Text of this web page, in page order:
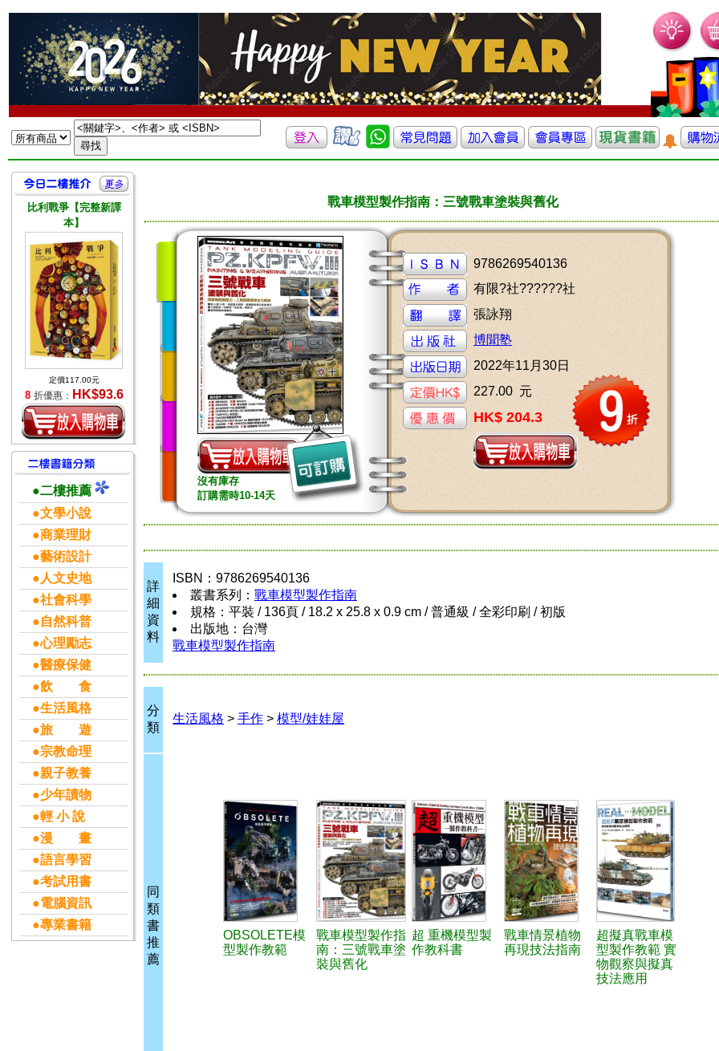
比利戰爭【完整新譯
本】
定價117.00元
8 折優惠： HK$93.6
●二樓推薦
●文學小說
●商業理財
●藝術設計
●人文史地
●社會科學
●自然科普
●心理勵志
●醫療保健
●飲 食
●生活風格
●旅 遊
●宗教命理
●親子教養
●少年讀物
●輕 小 說
●漫 畫
●語言學習
●考試用書
●電腦資訊
●專業書籍
戰車模型製作指南：三號戰車塗裝與舊化
沒有庫存
訂購需時10-14天
9786269540136
有限?社??????社
張詠翔
博聞塾
2022年11月30日
227.00 元
HK$ 204.3
詳
細
資
料
ISBN：9786269540136
叢書系列： 戰車模型製作指南
規格：平裝 / 136頁 / 18.2 x 25.8 x 0.9 cm / 普通級 / 全彩印刷 / 初版
出版地：台灣
戰車模型製作指南
分
類
生活風格 > 手作 > 模型/娃娃屋
同
類
書
推
薦
OBSOLETE模
型製作教範
戰車模型製作指
南：三號戰車塗
裝與舊化
超 重機模型製
作教科書
戰車情景植物
再現技法指南
超擬真戰車模
型製作教範 實
物觀察與擬真
技法應用